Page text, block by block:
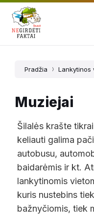
Pradžia Lankytinos
Muziejai
Šilalės krašte
keliauti galima
autobusu,
baidarėmis ir kt.
lankytinomis
kuris nustebins
bažnyčiomis, tiek